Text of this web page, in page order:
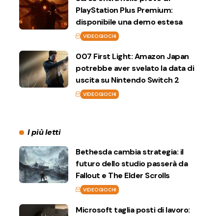
PlayStation Plus Premium:
disponibile una demo estesa
VIDEOGIOCHI
007 First Light: Amazon Japan
potrebbe aver svelato la data di
uscita su Nintendo Switch 2
VIDEOGIOCHI
I più letti
Bethesda cambia strategia: il
futuro dello studio passerà da
Fallout e The Elder Scrolls
VIDEOGIOCHI
Microsoft taglia posti di lavoro: